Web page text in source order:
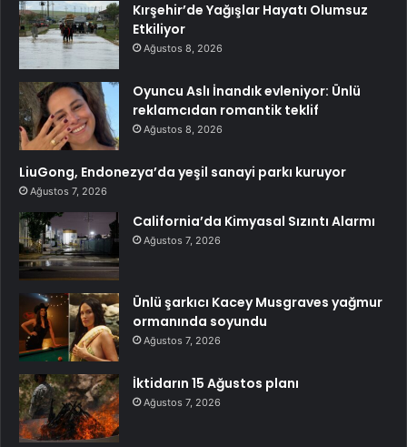
Kırşehir’de Yağışlar Hayatı Olumsuz
Etkiliyor
Ağustos 8, 2026
Oyuncu Aslı İnandık evleniyor: Ünlü
reklamcıdan romantik teklif
Ağustos 8, 2026
LiuGong, Endonezya’da yeşil sanayi parkı kuruyor
Ağustos 7, 2026
California’da Kimyasal Sızıntı Alarmı
Ağustos 7, 2026
Ünlü şarkıcı Kacey Musgraves yağmur
ormanında soyundu
Ağustos 7, 2026
İktidarın 15 Ağustos planı
Ağustos 7, 2026